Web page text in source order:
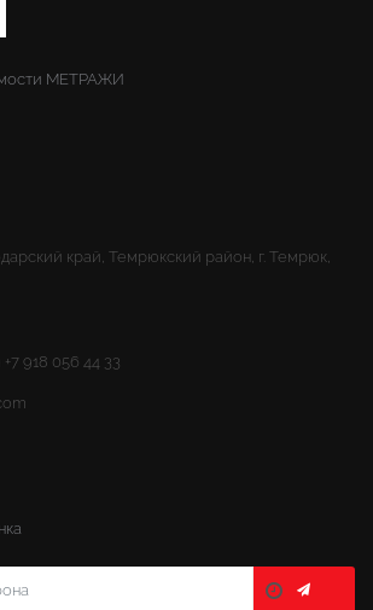
МЕТРАЖИ
край, Темрюкский район, г. Темрюк,
+7 918 056 44 33